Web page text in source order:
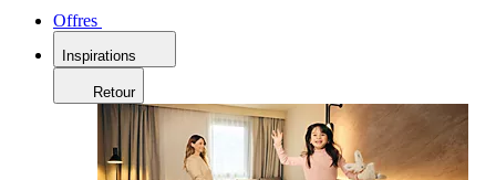
Offres
Inspirations
Retour